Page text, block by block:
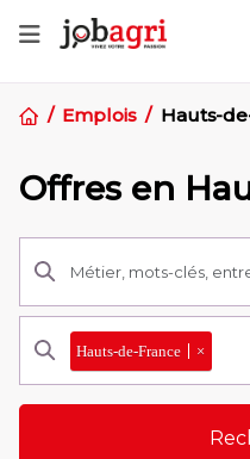
Emplois Hauts-
Offres en
Hauts-de-France ×